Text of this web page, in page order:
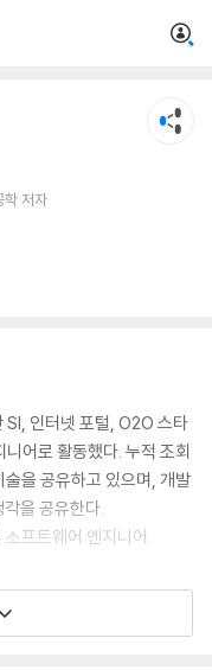
학 저자
인터넷 포털, O2O 스타
어로 활동했다. 누적 조회
을 공유하고 있으며, 개발
각을 공유한다.
프트웨어 엔지니어.